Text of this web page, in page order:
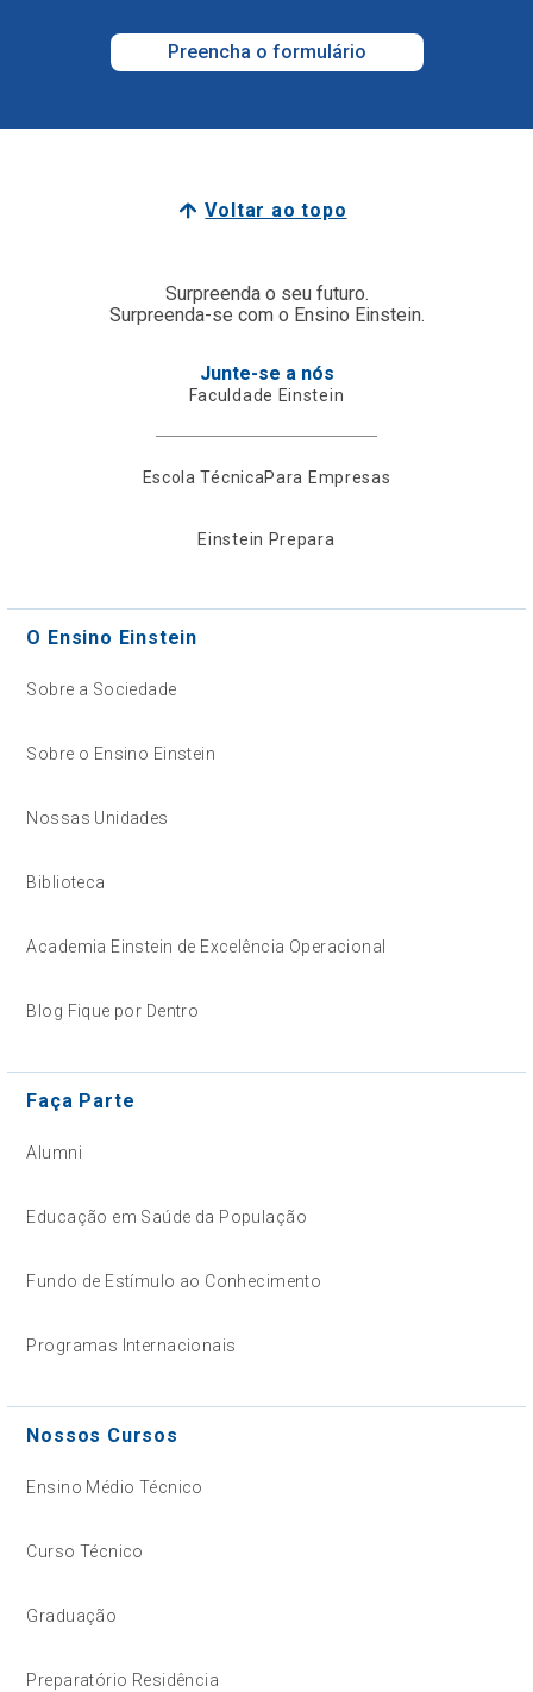
Preencha o formulário
Voltar ao topo
Surpreenda o seu futuro.
Surpreenda-se com o Ensino Einstein.
Junte-se a nós
Faculdade Einstein
Escola TécnicaPara Empresas
Einstein Prepara
O Ensino Einstein
Sobre a Sociedade
Sobre o Ensino Einstein
Nossas Unidades
Biblioteca
Academia Einstein de Excelência Operacional
Blog Fique por Dentro
Faça Parte
Alumni
Educação em Saúde da População
Fundo de Estímulo ao Conhecimento
Programas Internacionais
Nossos Cursos
Ensino Médio Técnico
Curso Técnico
Graduação
Preparatório Residência